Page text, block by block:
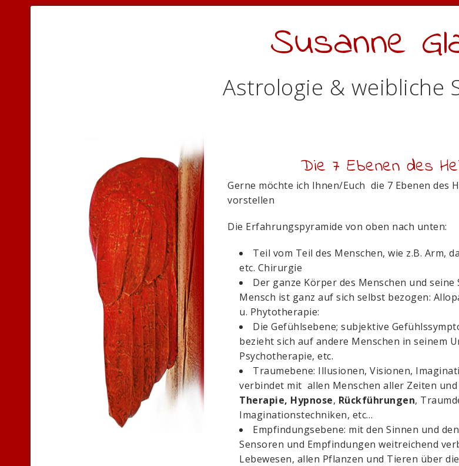
Susanne
Astrologie & weibliche
Die 7 Ebenen des
Gerne möchte ich Ihnen/Euch die 7 Ebenen des
vorstellen
Die Erfahrungspyramide von oben nach unten:
Teil vom Teil des Menschen, wie z.B. Arm,
etc. Chirurgie
Der ganze Körper des Menschen und seine
Mensch ist ganz auf sich selbst bezogen:
u. Phytotherapie:
Die Gefühlsebene; subjektive
bezieht sich auf andere Menschen in seinem
Psychotherapie, etc.
Traumebene: Illusionen, Visionen,
verbindet mit allen Menschen aller Zeiten
Therapie, Hypnose, Rückführungen,
Imaginationstechniken, etc…
Empfindungsebene: mit den Sinnen und
Sensoren und Empfindungen weitreichend
Lebewesen, allen Pflanzen und Tieren über